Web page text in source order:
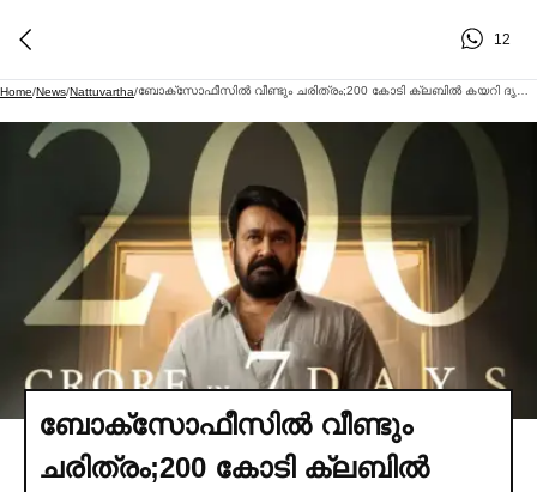
12
Home/News/Nattuvartha/
ബോക്സോഫീസില്‍ വീണ്ടും
ചരിത്രം;200 കോടി ക്ലബില്‍